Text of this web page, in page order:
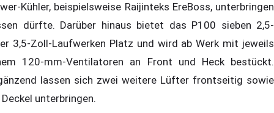
Kühler, beispielsweise Raijinteks EreBoss, unterbringen
dürfte. Darüber hinaus bietet das P100 sieben 2,5-
3,5-Zoll-Laufwerken Platz und wird ab Werk mit jeweils
120-mm-Ventilatoren an Front und Heck bestückt.
lassen sich zwei weitere Lüfter frontseitig sowie
unterbringen.